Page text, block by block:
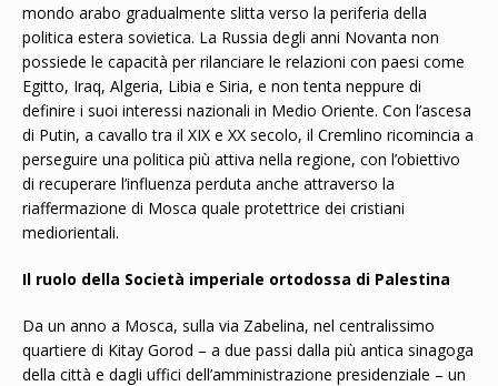
mondo arabo gradualmente slitta verso la periferia della
politica estera sovietica. La Russia degli anni Novanta non
possiede le capacità per rilanciare le relazioni con paesi come
Egitto, Iraq, Algeria, Libia e Siria, e non tenta neppure di
definire i suoi interessi nazionali in Medio Oriente. Con l’ascesa
di Putin, a cavallo tra il XIX e XX secolo, il Cremlino ricomincia a
perseguire una politica più attiva nella regione, con l’obiettivo
di recuperare l’influenza perduta anche attraverso la
riaffermazione di Mosca quale protettrice dei cristiani
mediorientali.
Il ruolo della Società imperiale ortodossa di Palestina
Da un anno a Mosca, sulla via Zabelina, nel centralissimo
quartiere di Kitay Gorod – a due passi dalla più antica sinagoga
della città e dagli uffici dell’amministrazione presidenziale – un